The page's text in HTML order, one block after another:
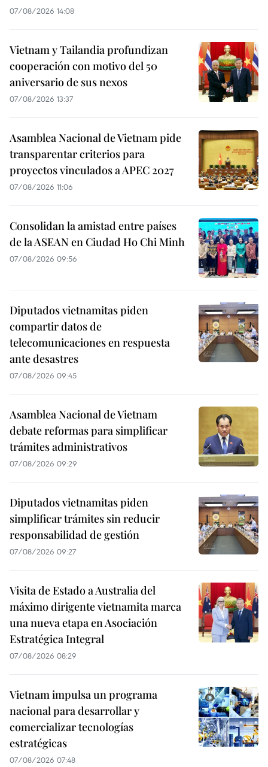
07/08/2026 14:08
Vietnam y Tailandia profundizan
cooperación con motivo del 50
aniversario de sus nexos
07/08/2026 13:37
Asamblea Nacional de Vietnam pide
transparentar criterios para
proyectos vinculados a APEC 2027
07/08/2026 11:06
Consolidan la amistad entre países
de la ASEAN en Ciudad Ho Chi Minh
07/08/2026 09:56
Diputados vietnamitas piden
compartir datos de
telecomunicaciones en respuesta
ante desastres
07/08/2026 09:45
Asamblea Nacional de Vietnam
debate reformas para simplificar
trámites administrativos
07/08/2026 09:29
Diputados vietnamitas piden
simplificar trámites sin reducir
responsabilidad de gestión
07/08/2026 09:27
Visita de Estado a Australia del
máximo dirigente vietnamita marca
una nueva etapa en Asociación
Estratégica Integral
07/08/2026 08:29
Vietnam impulsa un programa
nacional para desarrollar y
comercializar tecnologías
estratégicas
07/08/2026 07:48